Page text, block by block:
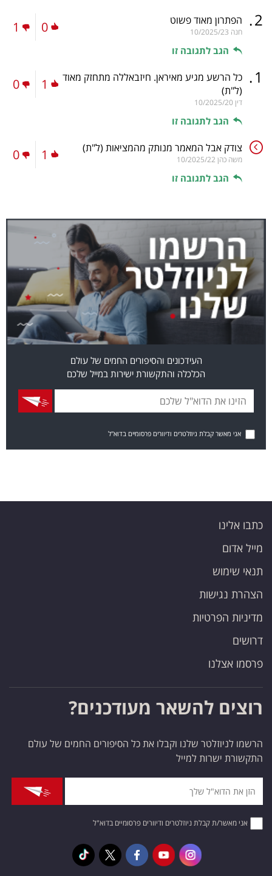
2
. הפתרון מאוד פשוט
חנה 10/2025/23
הגב לתגובה זו
0
1
1
. כל הרשע מגיע מאיראן. חיזבאללה מתחזק מאוד
(ל"ת)
דין 10/2025/20
הגב לתגובה זו
1
0
צודק אבל המאמר מנותק מהמציאות (ל"ת)
משה כהן 10/2025/22
הגב לתגובה זו
1
0
העידכונים והסיפורים החמים של עולם
הכלכלה והתקשורת ישירות במייל שלכם
אני מאשר קבלת ניוזלטרים ודיוורים פרסומיים בדוא"ל
כתבו אלינו
מייל אדום
תנאי שימוש
הצהרת נגישות
מדיניות הפרטיות
דרושים
פרסמו אצלנו
רוצים להשאר מעודכנים?
הרשמו לניוזלטר שלנו וקבלו את כל הסיפורים החמים של עולם
התקשורת ישרות למייל
אני מאשר/ת קבלת ניוזלטרים ודיוורים פרסומיים בדוא"ל